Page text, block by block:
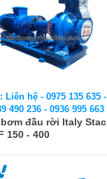
Liên hệ - 0975 135 635 -
490 236 - 0936 995 663
bơm đầu rời Italy Stac
150 - 400